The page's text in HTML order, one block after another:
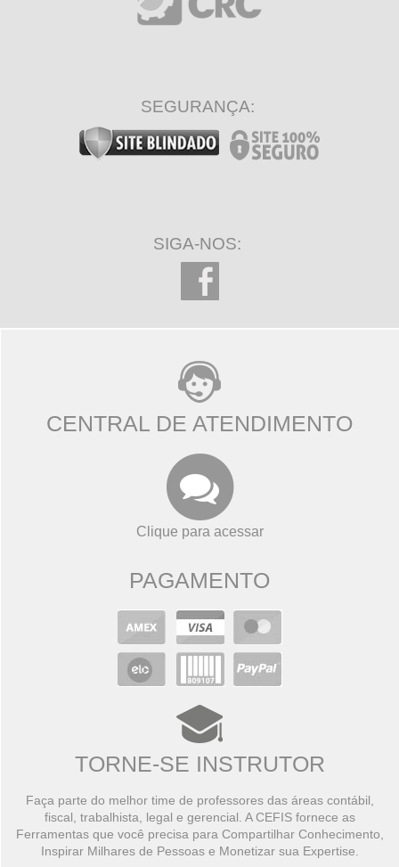
SEGURANÇA:
SIGA-NOS:
CENTRAL DE ATENDIMENTO
Clique para acessar
PAGAMENTO
TORNE-SE INSTRUTOR
Faça parte do melhor time de professores das áreas contábil,
fiscal, trabalhista, legal e gerencial. A CEFIS fornece as
Ferramentas que você precisa para Compartilhar Conhecimento,
Inspirar Milhares de Pessoas e Monetizar sua Expertise.